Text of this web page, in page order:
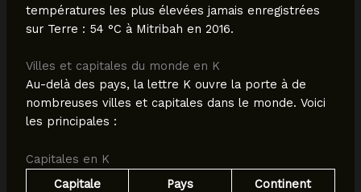
températures les plus élevées jamais enregistrées
sur Terre : 54 °C à Mitribah en 2016.
Villes et capitales du monde en K
Au-delà des pays, la lettre K ouvre la porte à de
nombreuses villes et capitales dans le monde. Voici
les principales :
Capitales en K
Capitale
Pays Continent